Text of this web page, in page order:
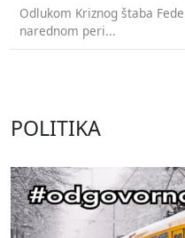
Odlukom Kriznog štaba
narednom peri...
POLITIKA